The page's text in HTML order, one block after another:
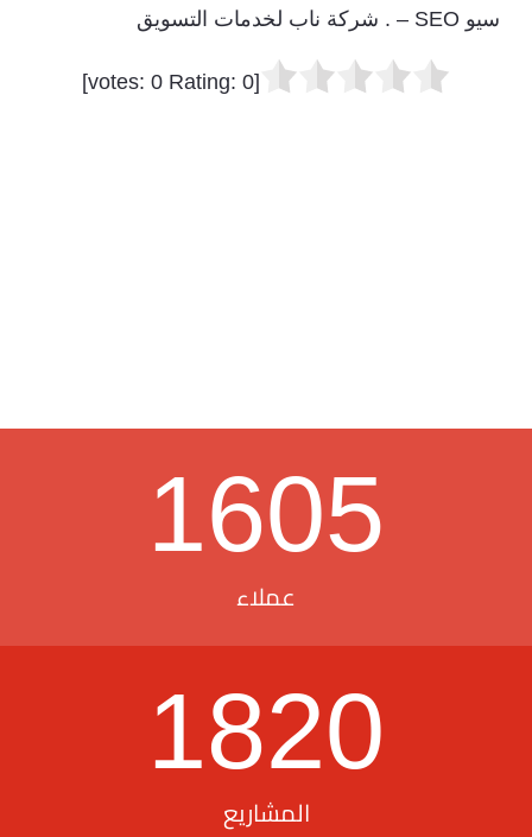
سيو SEO – . شركة ناب لخدمات التسويق
[votes:
0 Rating: 0
]
1605
عملاء
1820
المشاريع